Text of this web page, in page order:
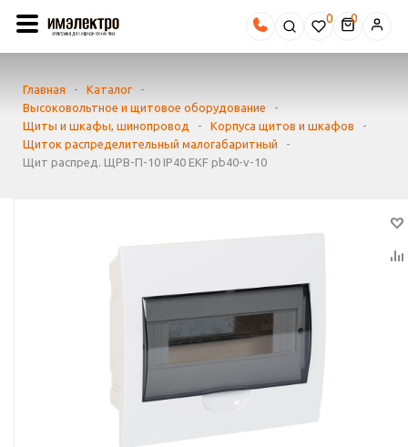
0
Главная - Каталог
-
Высоковольтное и щитовое оборудование
-
Щиты и шкафы, шинопровод
- Корпуса щитов и шкафов
-
Щиток распределительный малогабаритный
-
Щит распред. ЩРВ-П-10 IP40 EKF pb40-v-10